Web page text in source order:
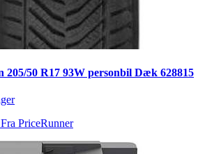
205/50 R17 93W personbil Dæk 628815
Fra PriceRunner